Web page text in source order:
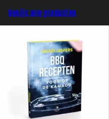
Bekijk alle producten